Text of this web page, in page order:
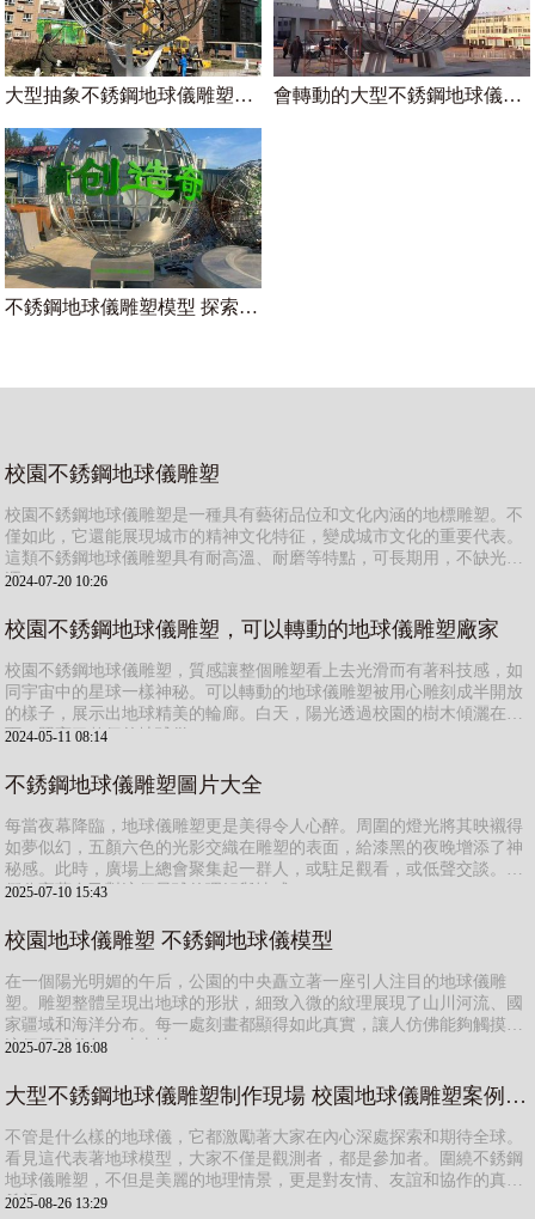
大型抽象不銹鋼地球儀雕塑，鏤空鋼管地球儀雕塑 會轉動的大型不銹鋼地球儀雕塑實物圖
不銹鋼地球儀雕塑模型 探索地理知識好幫手
校園不銹鋼地球儀雕塑
校園不銹鋼地球儀雕塑是一種具有藝術品位和文化內涵的地標雕塑。不
僅如此，它還能展現城市的精神文化特征，變成城市文化的重要代表。
這類不銹鋼地球儀雕塑具有耐高溫、耐磨等特點，可長期用，不缺光
澤。
2024-07-20 10:26
校園不銹鋼地球儀雕塑，可以轉動的地球儀雕塑廠家
校園不銹鋼地球儀雕塑，質感讓整個雕塑看上去光滑而有著科技感，如
同宇宙中的星球一樣神秘。可以轉動的地球儀雕塑被用心雕刻成半開放
的樣子，展示出地球精美的輪廊。白天，陽光透過校園的樹木傾灑在上
面，照亮了整個的地球儀。
2024-05-11 08:14
不銹鋼地球儀雕塑圖片大全
每當夜幕降臨，地球儀雕塑更是美得令人心醉。周圍的燈光將其映襯得
如夢似幻，五顏六色的光影交織在雕塑的表面，給漆黑的夜晚增添了神
秘感。此時，廣場上總會聚集起一群人，或駐足觀看，或低聲交談。他
們分享著自己對這個星球的理解與情感。
2025-07-10 15:43
校園地球儀雕塑 不銹鋼地球儀模型
在一個陽光明媚的午后，公園的中央矗立著一座引人注目的地球儀雕
塑。雕塑整體呈現出地球的形狀，細致入微的紋理展現了山川河流、國
家疆域和海洋分布。每一處刻畫都顯得如此真實，讓人仿佛能夠觸摸到
這個星球的每一寸土地。
2025-07-28 16:08
大型不銹鋼地球儀雕塑制作現場 校園地球儀雕塑案例分享
不管是什么樣的地球儀，它都激勵著大家在內心深處探索和期待全球。
看見這代表著地球模型，大家不僅是觀測者，都是參加者。圍繞不銹鋼
地球儀雕塑，不但是美麗的地理情景，更是對友情、友誼和協作的真誠
希望。
2025-08-26 13:29
你們可以根據我的需求定制雕塑嗎？
是的，我們提供定制化的服務，根據客戶的需求和想法，我們
的設計師和工匠會與您緊密合作，打造出符合您要求的獨特雕
塑作品。
雕塑的材料有哪些選擇？
我們主要使用不銹鋼、玻璃鋼和鑄銅等材料進行雕塑制作。不
銹鋼具有耐候性和抗腐蝕性，玻璃鋼輕便且易于塑造，鑄銅則
具備傳統藝術的質感和永久性。
雕塑的制作周期是多久？
制作周期會根據雕塑的規模、復雜程度和我們的訂單量而有所
不同。一般來說，有模具的可能需要3到5個工作日，沒有模具
的需要20到30個工作日，而大型復雜的項目可能需要幾個月來
完成。我們會與客戶保持溝通，確保按時交付。